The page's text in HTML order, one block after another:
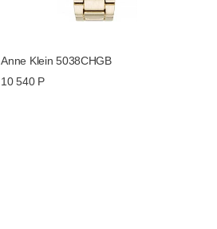
Anne Klein 5038CHGB
10 540 Р